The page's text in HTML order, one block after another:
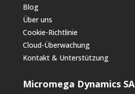
Blog
Über uns
Cookie-Richtlinie
Cloud-Überwachung
Kontakt & Unterstützung
Micromega Dynamics SA